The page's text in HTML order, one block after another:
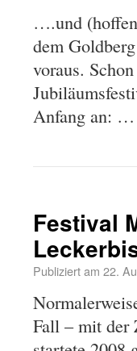
….und
dem
voraus.
Anfang an: …
Festival
Publiziert am 22.
Fall – mit der